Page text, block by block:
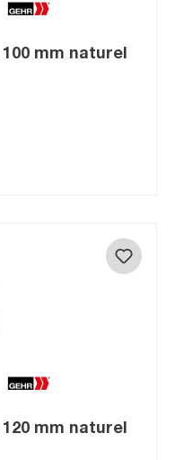
mm naturel
mm naturel